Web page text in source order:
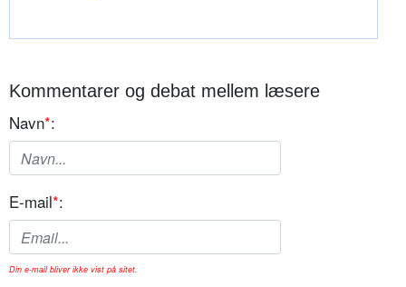
Kommentarer og debat mellem læsere
Navn*:
E-mail*:
Din e-mail bliver ikke vist på sitet.